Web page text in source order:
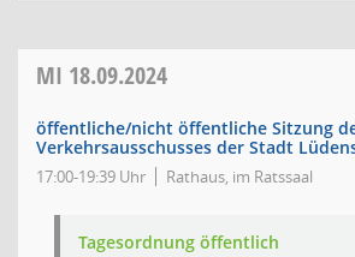
MI 18.09.2024
öffentliche/nicht öffentliche Sitzung
Verkehrsausschusses der Stadt
17:00-19:39 Uhr Rathaus, im Ratssaal
Tagesordnung öffentlich